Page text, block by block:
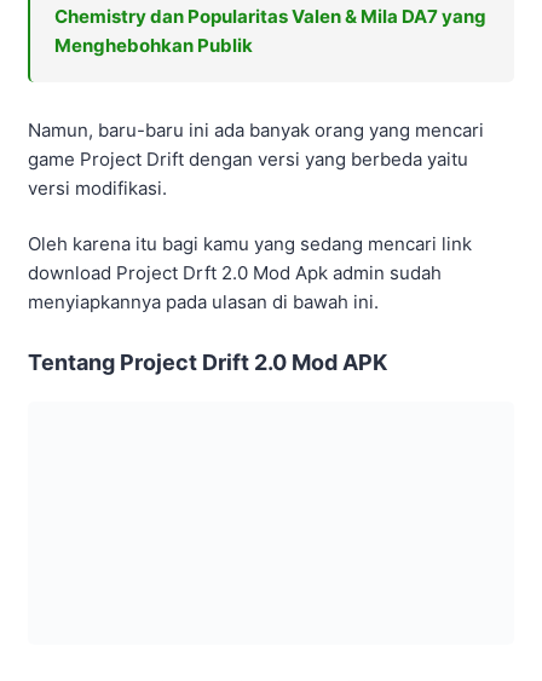
Chemistry dan Popularitas Valen & Mila DA7 yang
Menghebohkan Publik
Namun, baru-baru ini ada banyak orang yang mencari
game Project Drift dengan versi yang berbeda yaitu
versi modifikasi.
Oleh karena itu bagi kamu yang sedang mencari link
download Project Drft 2.0 Mod Apk admin sudah
menyiapkannya pada ulasan di bawah ini.
Tentang Project Drift 2.0 Mod APK